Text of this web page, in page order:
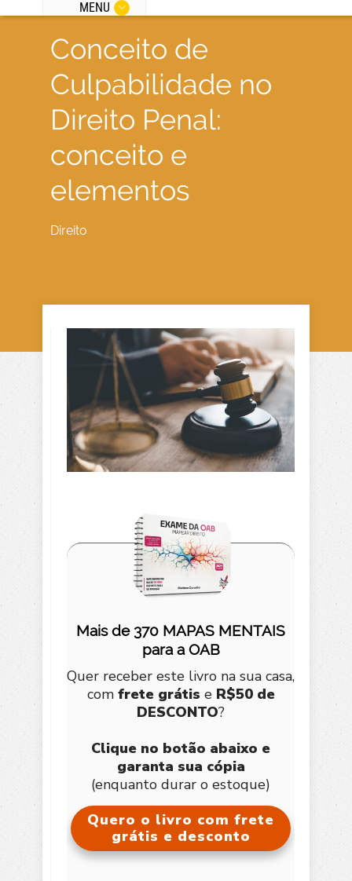
MENU
Conceito de
Culpabilidade no
Direito Penal:
conceito e
elementos
Direito
Mais de 370 MAPAS MENTAIS
para a OAB
Quer receber este livro na sua casa,
com frete grátis e R$50 de
DESCONTO?
Clique no botão abaixo e
garanta sua cópia
(enquanto durar o estoque)
Quero o livro com frete
grátis e desconto